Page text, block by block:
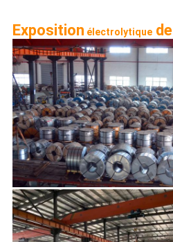
Exposition électrolytique de